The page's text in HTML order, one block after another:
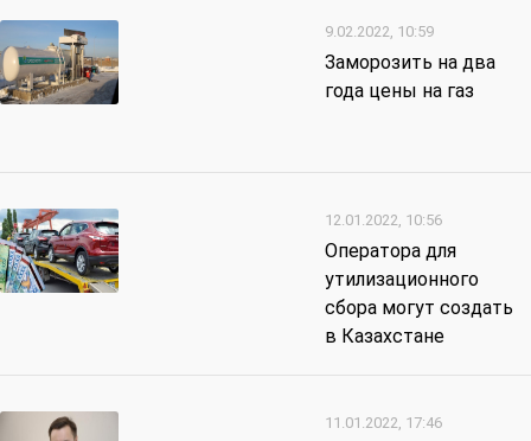
9.02.2022, 10:59
Заморозить на два
года цены на газ
12.01.2022, 10:56
Оператора для
утилизационного
сбора могут создать
в Казахстане
11.01.2022, 17:46